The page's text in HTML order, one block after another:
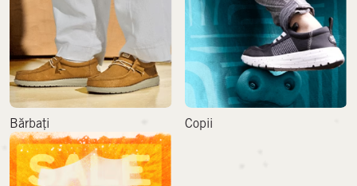
Bărbați Copii